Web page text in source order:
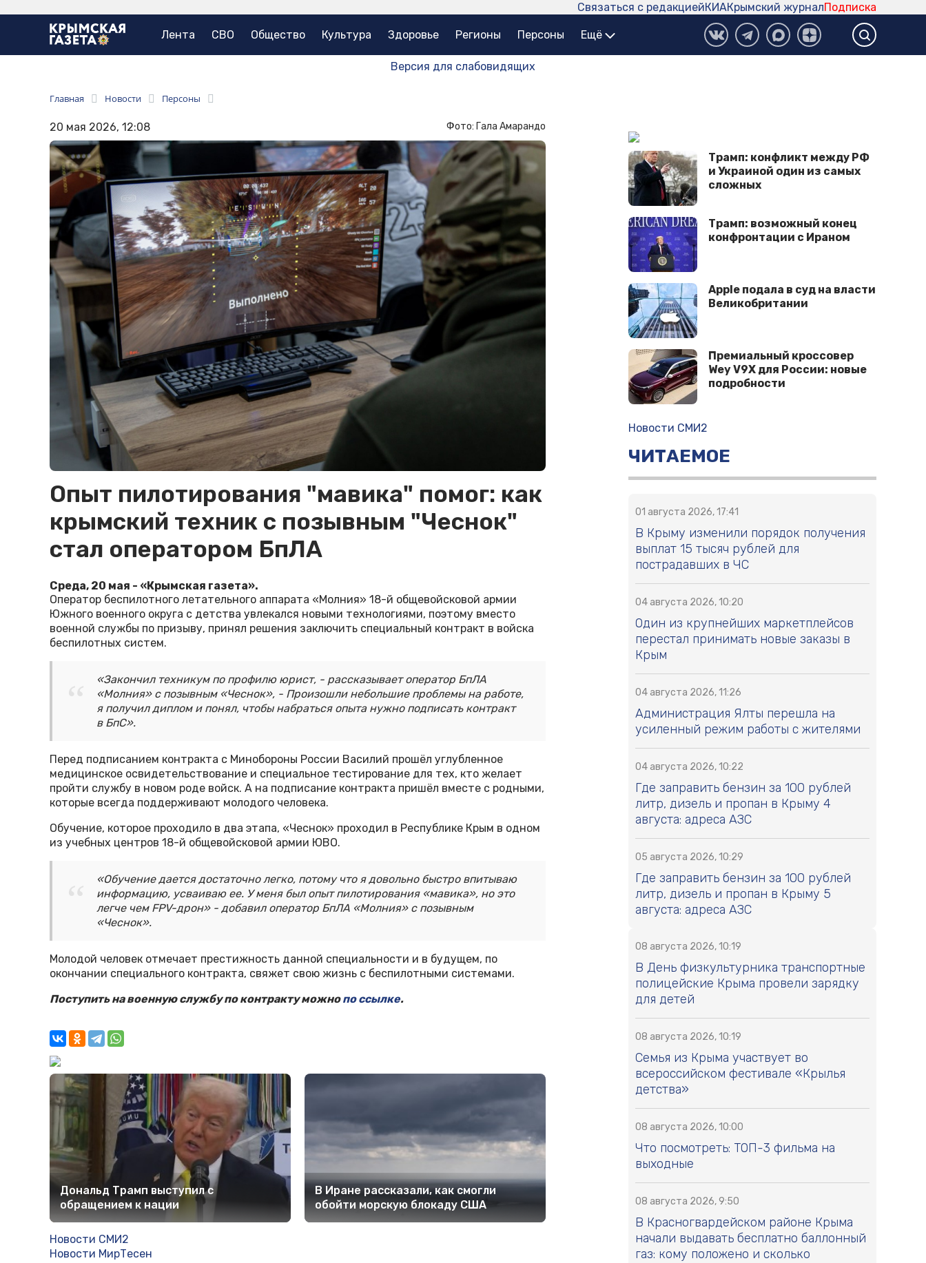
Подписка
Крымский журнал
КИА
Связаться с редакцией
Лента СВО Общество Культура Здоровье Регионы Персоны Ещё
Версия для слабовидящих
Главная Новости Персоны
20 мая 2026, 12:08 Фото: Гала Амарандо
Опыт пилотирования "мавика" помог: как
крымский техник с позывным "Чеснок"
стал оператором БпЛА
Среда, 20 мая - «Крымская газета».
Оператор беспилотного летательного аппарата «Молния» 18-й общевойсковой армии
Южного военного округа с детства увлекался новыми технологиями, поэтому вместо
военной службы по призыву, принял решения заключить специальный контракт в войска
беспилотных систем.
«Закончил техникум по профилю юрист, - рассказывает оператор БпЛА
«Молния» с позывным «Чеснок», - Произошли небольшие проблемы на работе,
я получил диплом и понял, чтобы набраться опыта нужно подписать контракт
в БпС».
Перед подписанием контракта с Минобороны России Василий прошёл углубленное
медицинское освидетельствование и специальное тестирование для тех, кто желает
пройти службу в новом роде войск. А на подписание контракта пришёл вместе с родными,
которые всегда поддерживают молодого человека.
Обучение, которое проходило в два этапа, «Чеснок» проходил в Республике Крым в одном
из учебных центров 18-й общевойсковой армии ЮВО.
«Обучение дается достаточно легко, потому что я довольно быстро впитываю
информацию, усваиваю ее. У меня был опыт пилотирования «мавика», но это
легче чем FPV-дрон» - добавил оператор БпЛА «Молния» с позывным
«Чеснок».
Молодой человек отмечает престижность данной специальности и в будущем, по
окончании специального контракта, свяжет свою жизнь с беспилотными системами.
Поступить на военную службу по контракту можнопо ссылке.
Дональд Трамп выступил с
обращением к нации
В Иране рассказали, как смогли
обойти морскую блокаду США
Новости СМИ2
Новости МирТесен
Трамп: конфликт между РФ
и Украиной один из самых
сложных
Трамп: возможный конец
конфронтации с Ираном
Apple подала в суд на власти
Великобритании
Премиальный кроссовер
Wey V9X для России: новые
подробности
Новости СМИ2
ЧИТАЕМОЕ
01 августа 2026, 17:41
В Крыму изменили порядок получения
выплат 15 тысяч рублей для
пострадавших в ЧС
04 августа 2026, 10:20
Один из крупнейших маркетплейсов
перестал принимать новые заказы в
Крым
04 августа 2026, 11:26
Администрация Ялты перешла на
усиленный режим работы с жителями
04 августа 2026, 10:22
Где заправить бензин за 100 рублей
литр, дизель и пропан в Крыму 4
августа: адреса АЗС
05 августа 2026, 10:29
Где заправить бензин за 100 рублей
литр, дизель и пропан в Крыму 5
августа: адреса АЗС
08 августа 2026, 10:19
В День физкультурника транспортные
полицейские Крыма провели зарядку
для детей
08 августа 2026, 10:19
Семья из Крыма участвует во
всероссийском фестивале «Крылья
детства»
08 августа 2026, 10:00
Что посмотреть: ТОП-3 фильма на
выходные
08 августа 2026, 9:50
В Красногвардейском районе Крыма
начали выдавать бесплатно баллонный
газ: кому положено и сколько